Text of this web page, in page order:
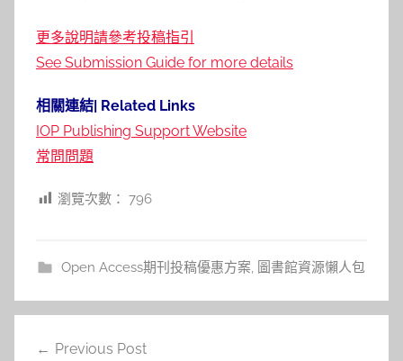
更多說明請參考投稿指引
See Submission Guide for more details
相關連結| Related Links
IOP Publishing Support Website
常問問題
瀏覽次數： 796
Open Access期刊投稿優惠方案, 圖書館資源懶人包
Previous Post